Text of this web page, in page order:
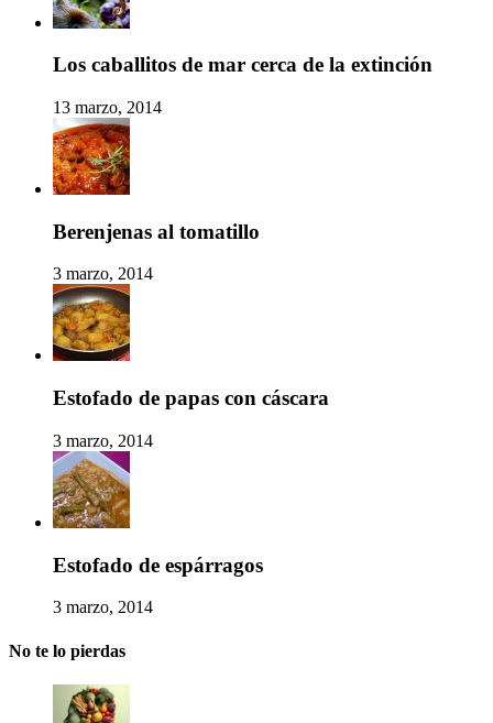
Los caballitos de mar cerca de la extinción
13 marzo, 2014
Berenjenas al tomatillo
3 marzo, 2014
Estofado de papas con cáscara
3 marzo, 2014
Estofado de espárragos
3 marzo, 2014
No te lo pierdas